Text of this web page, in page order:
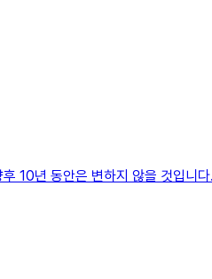
10년 동안은 변하지 않을 것입니